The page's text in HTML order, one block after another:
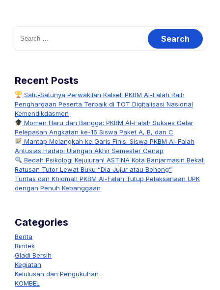
Search
for:
Recent Posts
Satu-Satunya Perwakilan Kalsel! PKBM Al-Falah Raih
Penghargaan Peserta Terbaik di TOT Digitalisasi Nasional
Kemendikdasmen
Momen Haru dan Bangga: PKBM Al-Falah Sukses Gelar
Pelepasan Angkatan ke-16 Siswa Paket A, B, dan C
Mantap Melangkah ke Garis Finis: Siswa PKBM Al-Falah
Antusias Hadapi Ulangan Akhir Semester Genap
Bedah Psikologi Kejujuran! ASTINA Kota Banjarmasin Bekali
Ratusan Tutor Lewat Buku “Dia Jujur atau Bohong”
Tuntas dan Khidmat! PKBM Al-Falah Tutup Pelaksanaan UPK
dengan Penuh Kebanggaan
Categories
Berita
Bimtek
Gladi Bersih
Kegiatan
Kelulusan dan Pengukuhan
KOMBEL